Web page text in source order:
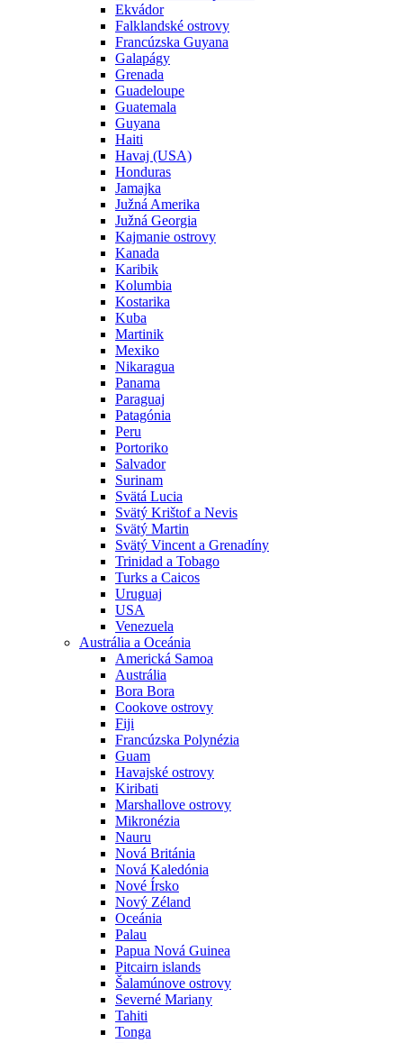
Ekvádor
Falklandské ostrovy
Francúzska Guyana
Galapágy
Grenada
Guadeloupe
Guatemala
Guyana
Haiti
Havaj (USA)
Honduras
Jamajka
Južná Amerika
Južná Georgia
Kajmanie ostrovy
Kanada
Karibik
Kolumbia
Kostarika
Kuba
Martinik
Mexiko
Nikaragua
Panama
Paraguaj
Patagónia
Peru
Portoriko
Salvador
Surinam
Svätá Lucia
Svätý Krištof a Nevis
Svätý Martin
Svätý Vincent a Grenadíny
Trinidad a Tobago
Turks a Caicos
Uruguaj
USA
Venezuela
Austrália a Oceánia
Americká Samoa
Austrália
Bora Bora
Cookove ostrovy
Fiji
Francúzska Polynézia
Guam
Havajské ostrovy
Kiribati
Marshallove ostrovy
Mikronézia
Nauru
Nová Británia
Nová Kaledónia
Nové Írsko
Nový Zéland
Oceánia
Palau
Papua Nová Guinea
Pitcairn islands
Šalamúnove ostrovy
Severné Mariany
Tahiti
Tonga